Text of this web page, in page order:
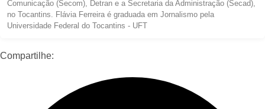
Comunicação (Secom), Detran e a Secretaria da Administração (Secad),
no Tocantins. Flávia Ferreira é graduada em Jornalismo pela
Universidade Federal do Tocantins - UFT
Compartilhe: